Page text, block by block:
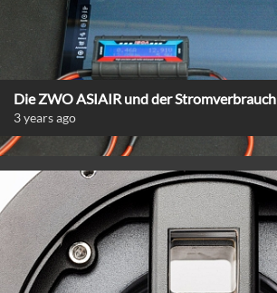
Die ZWO ASIAIR und der Stromverbrauch
3 years ago